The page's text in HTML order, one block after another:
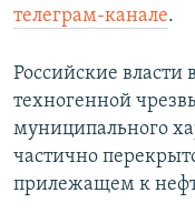
телеграм-канале.
Российские
техногенной
муниципального
частично
прилежащем к